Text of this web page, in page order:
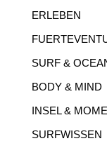
ERLEBEN
SURF &
BODY & MIND
INSEL &
SURFWISSEN